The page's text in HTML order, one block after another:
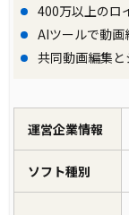
400万以上のロ
AIツールで動
共同動画編集
運営企業情報
ソフト種別